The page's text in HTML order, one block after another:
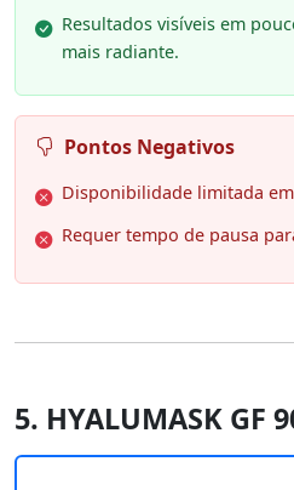
Resultados visíveis em
mais radiante.
Pontos Negativos
Disponibilidade limitada
Requer tempo de pausa
5. HYALUMASK GF